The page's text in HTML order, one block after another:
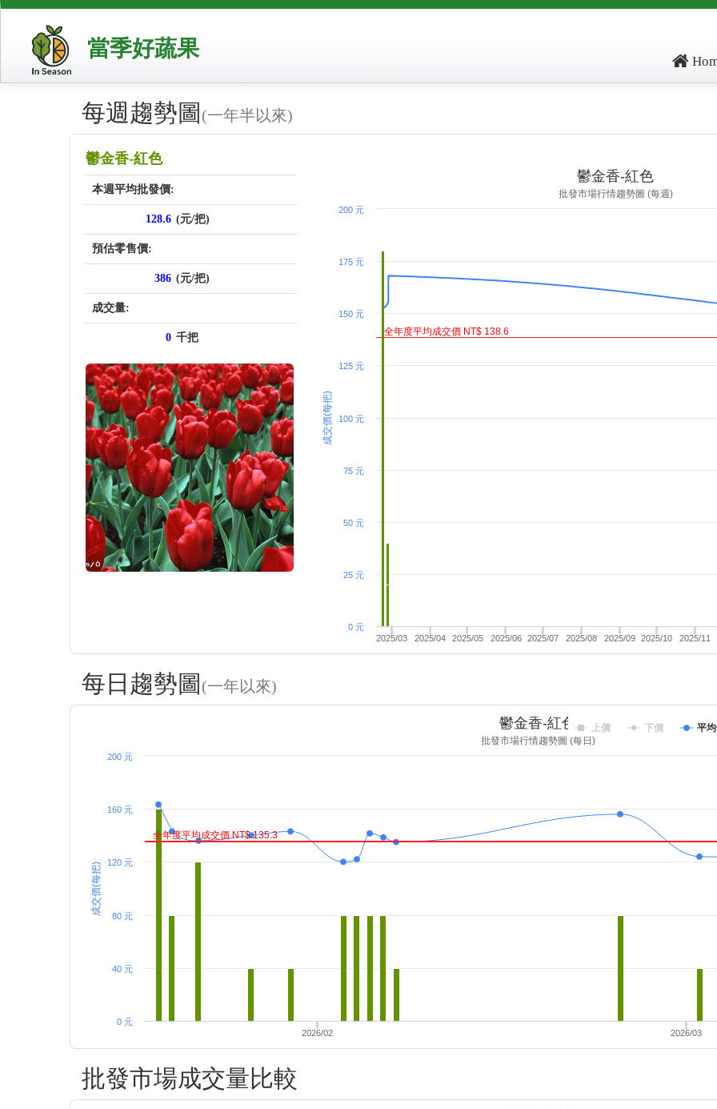
當季好蔬果
每週趨勢圖 (一年半以來)
鬱金香-紅色
本週平均批發價:
128.6 (元/把)
預估零售價:
386 (元/把)
成交量:
0 千把
成交價(每把)
鬱金香-紅色
批發市場行情趨勢圖 (每週)
2025/03 2025/04 2025/05 2025/06 2025/07 2025/08 2025/09 2025/10 2025/11
0 元
25 元
50 元
75 元
100 元
125 元
150 元
175 元
200 元
全年度平均成交價 NT$ 138.6
每日趨勢圖 (一年以來)
成交價(每把)
鬱金香-紅色
批發市場行情趨勢圖 (每日)
上價 下價 平
2026/02 2026/03
0 元
40 元
80 元
120 元
160 元
200 元
全年度平均成交價 NT$ 135.3
批發市場成交量比較